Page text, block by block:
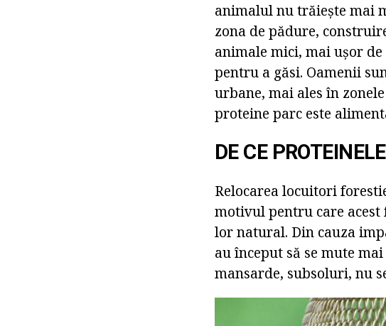
animalul nu trăiește mai
zona de pădure,
animale mici, mai ușor
pentru a găsi. Oamenii
urbane, mai ales în
proteine parc este
DE CE
Relocarea locuitori
motivul pentru care
lor natural. Din cauza
au început să se mute
mansarde, subsoluri, nu